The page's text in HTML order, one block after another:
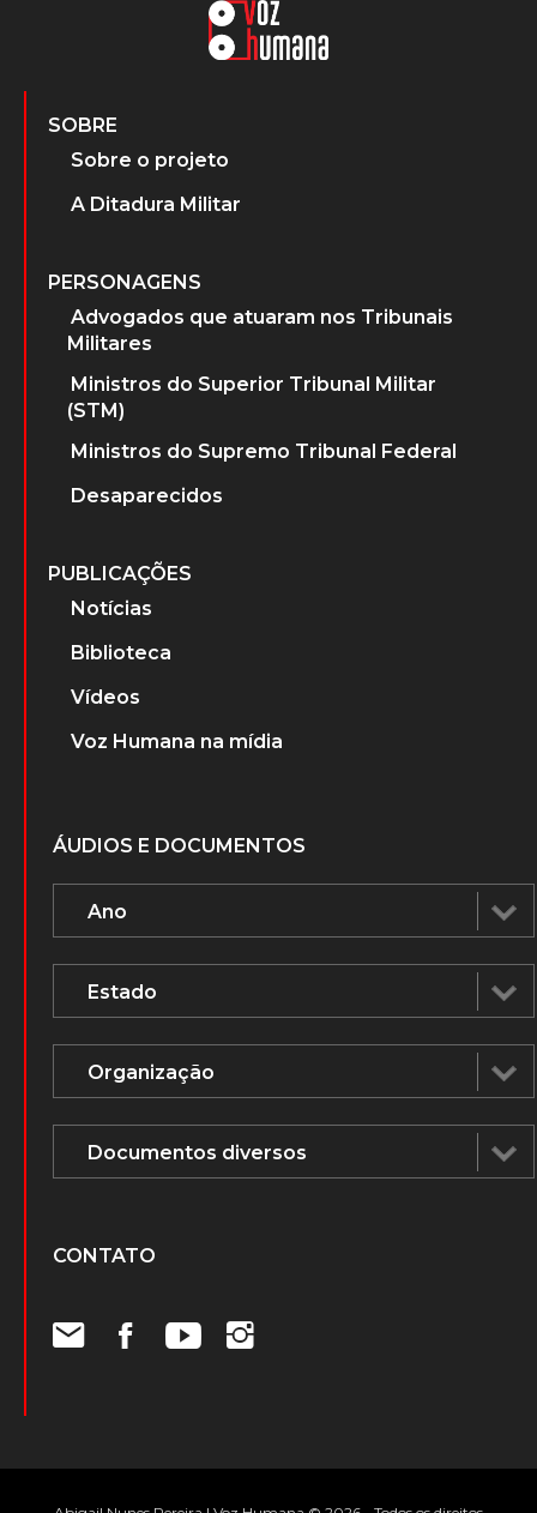
SOBRE
Sobre o projeto
A Ditadura Militar
PERSONAGENS
Advogados que atuaram nos Tribunais
Militares
Ministros do Superior Tribunal Militar
(STM)
Ministros do Supremo Tribunal Federal
Desaparecidos
PUBLICAÇÕES
Notícias
Biblioteca
Vídeos
Voz Humana na mídia
ÁUDIOS E DOCUMENTOS
CONTATO